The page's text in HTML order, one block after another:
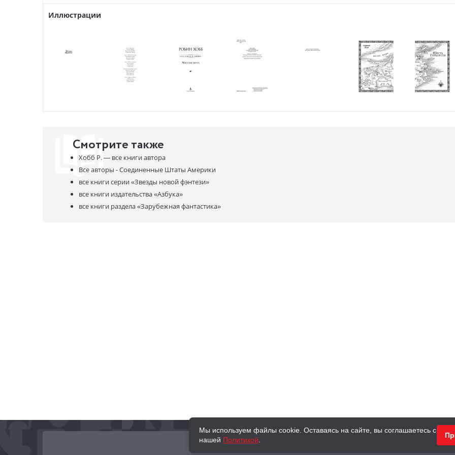
Иллюстрации
Смотрите также
Хобб Р. — все книги автора
Все авторы - Соединенные Штаты Америки
все книги серии«Звезды новой фэнтези»
все книги издательства«Азбука»
все книги раздела«Зарубежная фантастика»
КНИГИ ПОДАРКИ
Мы используем файлы cookie. Оставаясь на сайте, вы соглашаетесь с
нашей Политикой